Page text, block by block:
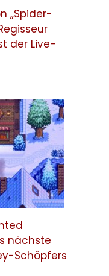
„Spider-
der Live-
nächste
Schöpfers